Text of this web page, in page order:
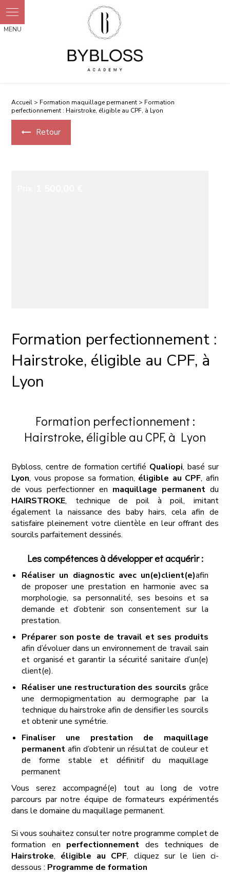
Accueil > Formation maquillage permanent > Formation
perfectionnement : Hairstroke, éligible au CPF, à Lyon
Retour
Formation perfectionnement :
Hairstroke, éligible au CPF, à
Lyon
Formation perfectionnement :
Hairstroke, éligible au CPF, à Lyon
Bybloss, centre de formation certifié Qualiopi, basé sur
Lyon, vous propose sa formation, éligible au CPF, afin
de vous perfectionner en maquillage permanentdu
HAIRSTROKE, technique de poil à poil, imitant
également la naissance des baby hairs, cela afin de
satisfaire pleinement votre clientèle en leur offrant des
sourcils parfaitement dessinés.
Les compétences à développer et acquérir :
Réaliser un diagnostic avec un(e)client(e)afin
de proposer une prestation en harmonie avec sa
morphologie, sa personnalité, ses besoins et sa
demande et d’obtenir son consentement sur la
prestation.
Préparer son poste de travail et ses produits
afin d’évoluer dans un environnement de travail sain
et organisé et garantir la sécurité sanitaire d’un(e)
client(e).
Réaliser une restructuration des sourcils grâce
une dermopigmentation au dermographe par la
technique du hairstroke afin de densifier les sourcils
et obtenir une symétrie.
Finaliser une prestation de maquillage
permanent afin d’obtenir un résultat de couleur et
de forme stable et définitif du maquillage
permanent
Vous serez accompagné(e) tout au long de votre
parcours par notre équipe de formateurs expérimentés
dans le domaine du maquillage permanent.
Si vous souhaitez consulter notre programme complet de
formation en perfectionnement des techniques de
Hairstroke, éligible au CPF, cliquez sur le lien ci-
dessous : Programme de formation